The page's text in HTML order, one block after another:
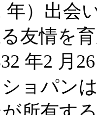
年）出会
友情を
年2 月
ョパン